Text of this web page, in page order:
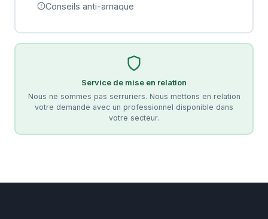
Conseils anti-arnaque
Service de mise en relation
Nous ne sommes pas serruriers. Nous mettons en relation
votre demande avec un professionnel disponible dans
votre secteur.